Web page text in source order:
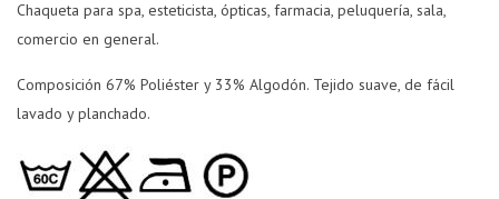
Chaqueta para spa, esteticista, ópticas, farmacia, peluquería, sala,
comercio en general.
Composición 67% Poliéster y 33% Algodón. Tejido suave, de fácil
lavado y planchado.